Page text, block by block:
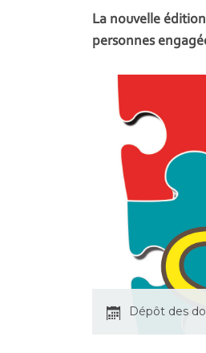
La nouvelle
personnes
Dépôt des